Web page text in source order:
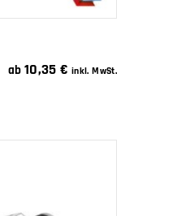
ab 10,35€ inkl. MwSt.